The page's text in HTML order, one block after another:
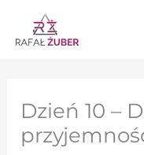
Przejdź
do
Dzień 10 –